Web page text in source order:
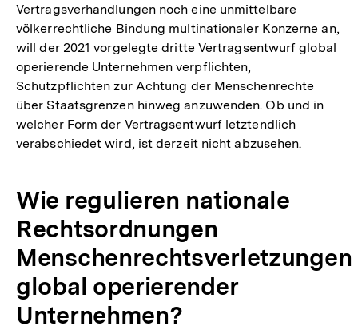
Vertragsverhandlungen noch eine unmittelbare
völkerrechtliche Bindung multinationaler Konzerne an,
will der 2021 vorgelegte dritte Vertragsentwurf global
operierende Unternehmen verpflichten,
Schutzpflichten zur Achtung der Menschenrechte
über Staatsgrenzen hinweg anzuwenden. Ob und in
welcher Form der Vertragsentwurf letztendlich
verabschiedet wird, ist derzeit nicht abzusehen.
Wie regulieren nationale
Rechtsordnungen
Menschenrechtsverletzungen
global operierender
Unternehmen?